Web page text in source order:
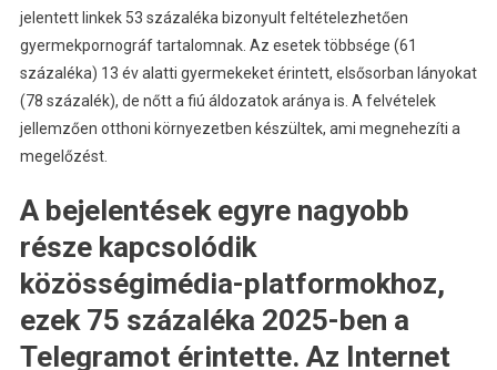
jelentett linkek 53 százaléka bizonyult feltételezhetően
gyermekpornográf tartalomnak. Az esetek többsége (61
százaléka) 13 év alatti gyermekeket érintett, elsősorban lányokat
(78 százalék), de nőtt a fiú áldozatok aránya is. A felvételek
jellemzően otthoni környezetben készültek, ami megnehezíti a
megelőzést.
A bejelentések egyre nagyobb
része kapcsolódik
közösségimédia-platformokhoz,
ezek 75 százaléka 2025-ben a
Telegramot érintette. Az Internet